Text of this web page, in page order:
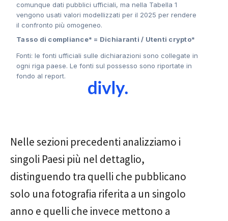
comunque dati pubblici ufficiali, ma nella Tabella 1
vengono usati valori modellizzati per il 2025 per rendere
il confronto più omogeneo.
Tasso di compliance* = Dichiaranti / Utenti crypto*
Fonti: le fonti ufficiali sulle dichiarazioni sono collegate in
ogni riga paese. Le fonti sul possesso sono riportate in
fondo al report.
Nelle sezioni precedenti analizziamo i
singoli Paesi più nel dettaglio,
distinguendo tra quelli che pubblicano
solo una fotografia riferita a un singolo
anno e quelli che invece mettono a